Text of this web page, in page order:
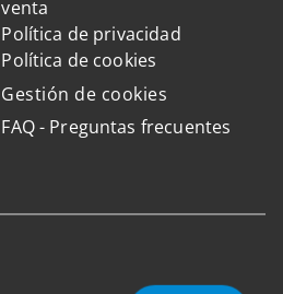
venta
Política de privacidad
Política de cookies
Gestión de cookies
FAQ - Preguntas frecuentes